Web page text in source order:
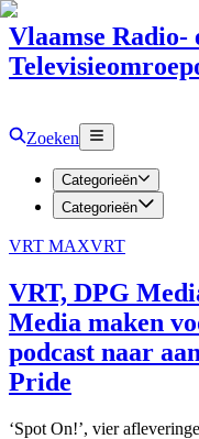
Vlaamse Radio-
Zoeken
Categorieën
Categorieën
VRT MAXVRT
VRT, DPG
Media maken
podcast naar
Pride
‘Spot On!’, vier